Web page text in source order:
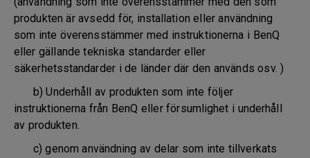
produkten är avsedd för, installation eller användning
som inte överensstämmer med instruktionerna i BenQ
eller gällande tekniska standarder eller
säkerhetsstandarder i de länder där den används osv. )
b) Underhåll av produkten som inte följer
instruktionerna från BenQ eller försumlighet i underhåll
av produkten.
c) genom användning av delar som inte tillverkats